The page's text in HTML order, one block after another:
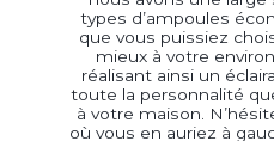
types d’ampoules
que vous puissiez
mieux à votre
réalisant ainsi un
toute la personnalité
à votre maison.
où vous en auriez à